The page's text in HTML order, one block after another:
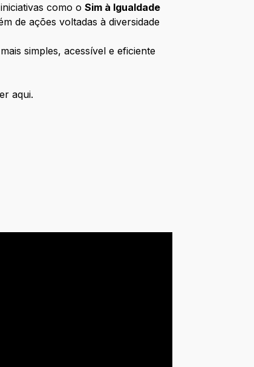
como oSim à Igualdade
de ações voltadas à diversidade
simples, acessível e eficiente
aqui.